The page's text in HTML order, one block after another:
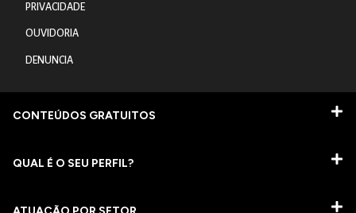
PRIVACIDADE
OUVIDORIA
DENUNCIA
CONTEÚDOS GRATUITOS
QUAL É O SEU PERFIL?